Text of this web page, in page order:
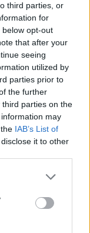
third parties, or
for
opt-out
that after your
seeing
utilized by
parties prior to
the further
parties on the
may
IAB’s List of
it to other
or more Google
You may click to
party tags to
in below Google
η ενημέρωση
Αυτό
στην
την
τις βασικές
ή ακόμα